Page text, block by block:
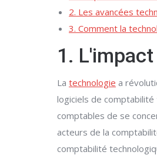
2. Les avancées
3. Comment la
1.
La technologie a
logiciels de
comptables de se
acteurs de la
comptabilité